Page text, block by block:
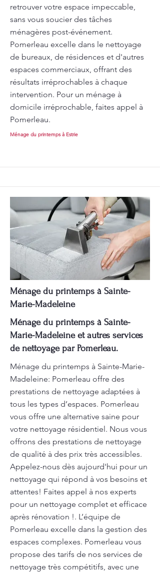
retrouver votre espace impeccable,
sans vous soucier des tâches
ménagères post-événement.
Pomerleau excelle dans le nettoyage
de bureaux, de résidences et d'autres
espaces commerciaux, offrant des
résultats irréprochables à chaque
intervention. Pour un ménage à
domicile irréprochable, faites appel à
Pomerleau.
Ménage du printemps à Estrie
Ménage du printemps à Sainte-
Marie-Madeleine
Ménage du printemps à Sainte-
Marie-Madeleine et autres services
de nettoyage par Pomerleau.
Ménage du printemps à Sainte-Marie-
Madeleine: Pomerleau offre des
prestations de nettoyage adaptées à
tous les types d’espaces. Pomerleau
vous offre une alternative saine pour
votre nettoyage résidentiel. Nous vous
offrons des prestations de nettoyage
de qualité à des prix très accessibles.
Appelez-nous dès aujourd'hui pour un
nettoyage qui répond à vos besoins et
attentes! Faites appel à nos experts
pour un nettoyage complet et efficace
après rénovation !. L’équipe de
Pomerleau excelle dans la gestion des
espaces complexes. Pomerleau vous
propose des tarifs de nos services de
nettoyage très compétitifs, avec une